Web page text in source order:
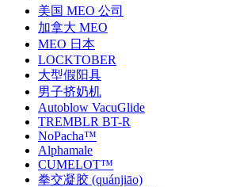
美国 MEO 公司
加拿大 MEO
MEO 日本
LOCKTOBER
大型假阳具
男子挤奶机
Autoblow VacuGlide
TREMBLR BT-R
NoPacha™
Alphamale
CUMELOT™
拳交凝胶 (quánjiāo)